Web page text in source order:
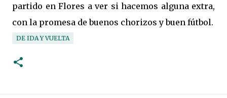
partido en Flores a ver si hacemos alguna extra,
con la promesa de buenos chorizos y buen fútbol.
DE IDA Y VUELTA